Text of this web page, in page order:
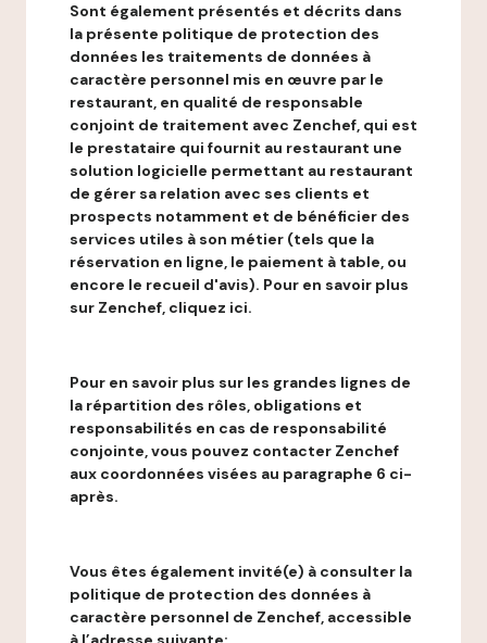
Sont également présentés et décrits dans
la présente politique de protection des
données les traitements de données à
caractère personnel mis en œuvre par le
restaurant, en qualité de responsable
conjoint de traitement avec Zenchef, qui est
le prestataire qui fournit au restaurant une
solution logicielle permettant au restaurant
de gérer sa relation avec ses clients et
prospects notamment et de bénéficier des
services utiles à son métier (tels que la
réservation en ligne, le paiement à table, ou
encore le recueil d'avis). Pour en savoir plus
sur Zenchef, cliquez ici.
Pour en savoir plus sur les grandes lignes de
la répartition des rôles, obligations et
responsabilités en cas de responsabilité
conjointe, vous pouvez contacter Zenchef
aux coordonnées visées au paragraphe 6 ci-
après.
Vous êtes également invité(e) à consulter la
politique de protection des données à
caractère personnel de Zenchef, accessible